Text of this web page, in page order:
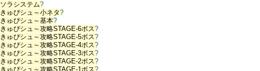
ソラシステム?
きゅぴシュ～小ネタ?
きゅぴシュ～基本?
きゅぴシュ～攻略STAGE-6ボス?
きゅぴシュ～攻略STAGE-5ボス?
きゅぴシュ～攻略STAGE-4ボス?
きゅぴシュ～攻略STAGE-3ボス?
きゅぴシュ～攻略STAGE-2ボス?
きゅぴシュ～攻略STAGE-1ボス?